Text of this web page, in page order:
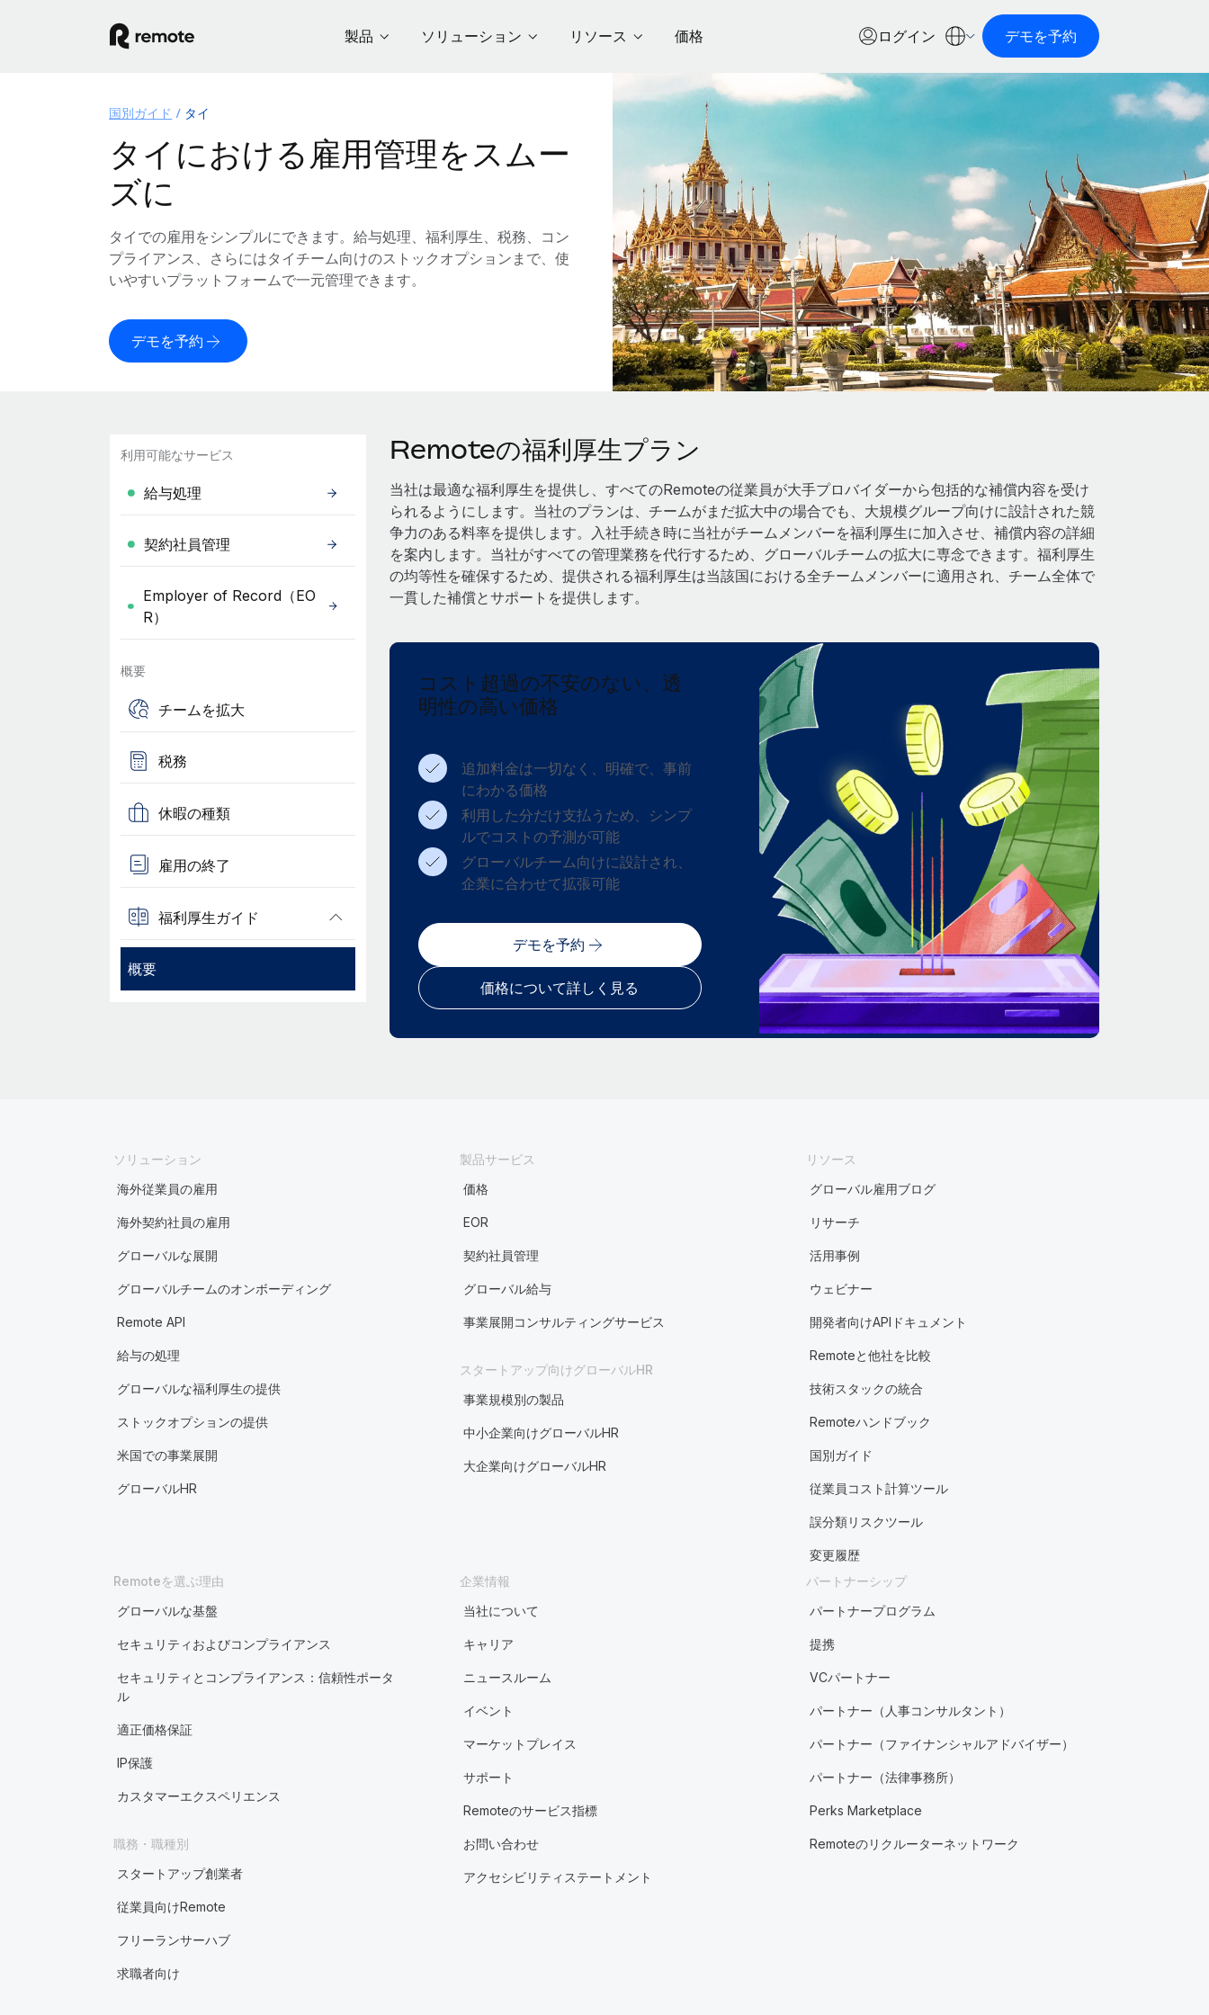
製品 ソリューション リソース 価格 ログイン デモを予約
国別ガイド タイ
タイにおける雇用管理をスムー
ズに
タイでの雇用をシンプルにできます。給与処理、福利厚生、税務、コン
プライアンス、さらにはタイチーム向けのストックオプションまで、使
いやすいプラットフォームで一元管理できます。
デモを予約
利用可能なサービス
給与処理
契約社員管理
Employer of Record（EO
R）
概要
チームを拡大
税務
休暇の種類
雇用の終了
福利厚生ガイド
概要
Remoteの福利厚生プラン
当社は最適な福利厚生を提供し、すべてのRemoteの従業員が大手プロバイダーから包括的な補償内容を受け
られるようにします。当社のプランは、チームがまだ拡大中の場合でも、大規模グループ向けに設計された競
争力のある料率を提供します。入社手続き時に当社がチームメンバーを福利厚生に加入させ、補償内容の詳細
を案内します。当社がすべての管理業務を代行するため、グローバルチームの拡大に専念できます。福利厚生
の均等性を確保するため、提供される福利厚生は当該国における全チームメンバーに適用され、チーム全体で
一貫した補償とサポートを提供します。
コスト超過の不安のない、透
明性の高い価格
追加料金は一切なく、明確で、事前
にわかる価格
利用した分だけ支払うため、シンプ
ルでコストの予測が可能
グローバルチーム向けに設計され、
企業に合わせて拡張可能
デモを予約
価格について詳しく見る
ソリューション
海外従業員の雇用
海外契約社員の雇用
グローバルな展開
グローバルチームのオンボーディング
Remote API
給与の処理
グローバルな福利厚生の提供
ストックオプションの提供
米国での事業展開
グローバルHR
製品サービス
価格
EOR
契約社員管理
グローバル給与
事業展開コンサルティングサービス
スタートアップ向けグローバルHR
事業規模別の製品
中小企業向けグローバルHR
大企業向けグローバルHR
リソース
グローバル雇用ブログ
リサーチ
活用事例
ウェビナー
開発者向けAPIドキュメント
Remoteと他社を比較
技術スタックの統合
Remoteハンドブック
国別ガイド
従業員コスト計算ツール
誤分類リスクツール
変更履歴
Remoteを選ぶ理由
グローバルな基盤
セキュリティおよびコンプライアンス
セキュリティとコンプライアンス：信頼性ポータ
ル
適正価格保証
IP保護
カスタマーエクスペリエンス
職務・職種別
スタートアップ創業者
従業員向けRemote
フリーランサーハブ
求職者向け
企業情報
当社について
キャリア
ニュースルーム
イベント
マーケットプレイス
サポート
Remoteのサービス指標
お問い合わせ
アクセシビリティステートメント
パートナーシップ
パートナープログラム
提携
VCパートナー
パートナー（人事コンサルタント）
パートナー（ファイナンシャルアドバイザー）
パートナー（法律事務所）
Perks Marketplace
Remoteのリクルーターネットワーク